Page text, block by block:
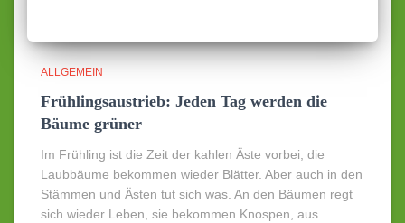
ALLGEMEIN
Frühlingsaustrieb: Jeden Tag werden die
Bäume grüner
Im Frühling ist die Zeit der kahlen Äste vorbei, die
Laubbäume bekommen wieder Blätter. Aber auch in den
Stämmen und Ästen tut sich was. An den Bäumen regt
sich wieder Leben, sie bekommen Knospen, aus